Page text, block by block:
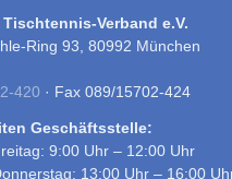
Verband e.V.
Ring 93, 80992 München
420 · Fax 089/15702-424
Geschäftsstelle:
9:00 Uhr – 12:00 Uhr
13:00 Uhr – 16:00